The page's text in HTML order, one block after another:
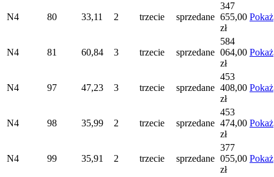
N4 80 33,11 2 trzecie sprzedane
347
655,00
zł
Pokaż
N4 81 60,84 3 trzecie sprzedane
584
064,00
zł
Pokaż
N4 97 47,23 3 trzecie sprzedane
453
408,00
zł
Pokaż
N4 98 35,99 2 trzecie sprzedane
453
474,00
zł
Pokaż
N4 99 35,91 2 trzecie sprzedane
377
055,00
zł
Pokaż